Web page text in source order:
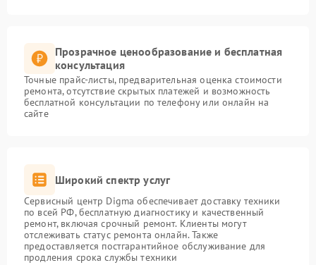
Прозрачное ценообразование и бесплатная
консультация
Точные прайс-листы, предварительная оценка стоимости
ремонта, отсутствие скрытых платежей и возможность
бесплатной консультации по телефону или онлайн на
сайте
Широкий спектр услуг
Сервисный центр Digma обеспечивает доставку техники
по всей РФ, бесплатную диагностику и качественный
ремонт, включая срочный ремонт. Клиенты могут
отслеживать статус ремонта онлайн. Также
предоставляется постгарантийное обслуживание для
продления срока службы техники